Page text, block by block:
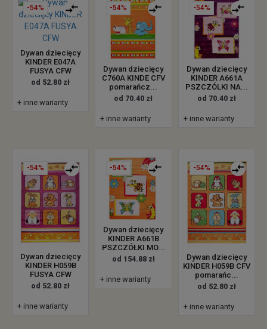
-54%
Dywan dziecięcy
KINDER E047A
FUSYA CFW
od 52.80 zł
+ inne warianty
-54%
Dywan dziecięcy
C760A KINDE CFV
pomarańcz...
od 70.40 zł
+ inne warianty
-54%
Dywan dziecięcy
KINDER A661A
PSZCZÓLKI NA...
od 70.40 zł
+ inne warianty
-54%
Dywan dziecięcy
KINDER H059B
FUSYA CFW
od 52.80 zł
+ inne warianty
-54%
Dywan dziecięcy
KINDER A661B
PSZCZÓŁKI MO...
od 154.88 zł
+ inne warianty
-54%
Dywan dziecięcy
KINDER H059B CFV
pomarańc...
od 52.80 zł
+ inne warianty